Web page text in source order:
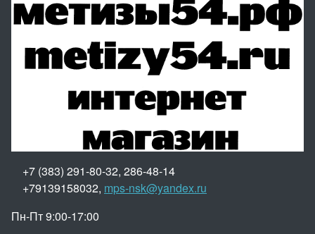
+7 (383) 291-80-32, 286-48-14
+79139158032, mps-nsk@yandex.ru
Пн-Пт 9:00-17:00